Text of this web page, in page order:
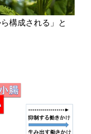
構成される」と